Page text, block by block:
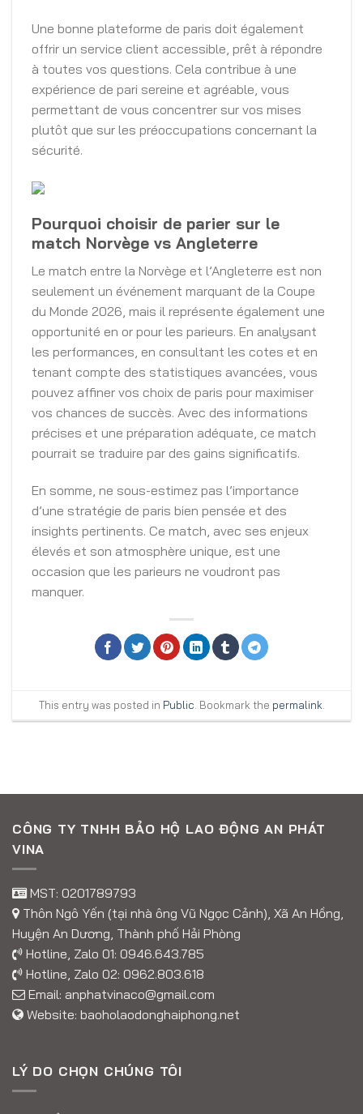
Une bonne plateforme de paris doit également
offrir un service client accessible, prêt à répondre
à toutes vos questions. Cela contribue à une
expérience de pari sereine et agréable, vous
permettant de vous concentrer sur vos mises
plutôt que sur les préoccupations concernant la
sécurité.
Pourquoi choisir de parier sur le
match Norvège vs Angleterre
Le match entre la Norvège et l’Angleterre est non
seulement un événement marquant de la Coupe
du Monde 2026, mais il représente également une
opportunité en or pour les parieurs. En analysant
les performances, en consultant les cotes et en
tenant compte des statistiques avancées, vous
pouvez affiner vos choix de paris pour maximiser
vos chances de succès. Avec des informations
précises et une préparation adéquate, ce match
pourrait se traduire par des gains significatifs.
En somme, ne sous-estimez pas l’importance
d’une stratégie de paris bien pensée et des
insights pertinents. Ce match, avec ses enjeux
élevés et son atmosphère unique, est une
occasion que les parieurs ne voudront pas
manquer.
This entry was posted in Public . Bookmark the permalink
CÔNG TY TNHH BẢO HỘ LAO ĐỘNG AN PHÁT
VINA
MST: 0201789793
Thôn Ngô Yến (tại nhà ông Vũ Ngọc Cảnh), Xã An Hồng,
Huyện An Dương, Thành phố Hải Phòng
Hotline, Zalo 01: 0946.643.785
Hotline, Zalo 02: 0962.803.618
Email: anphatvinaco@gmail.com
Website: baoholaodonghaiphong.net
LÝ DO CHỌN CHÚNG TÔI